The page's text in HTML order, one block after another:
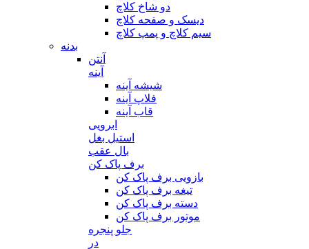
دو شاخ کلاچ
دیسک و صفحه کلاچ
سیم کلاچ و پمپ کلاچ
بدنه
آنتن
آینه
شیشه آینه
فلاپ آینه
قاب آینه
ابرویی
استیل بغل
بال عقب
برف پاک کن
بازویی برف پاک کن
تیغه برف پاک کن
دسته برف پاک کن
موتور برف پاک کن
جلو پنجره
در